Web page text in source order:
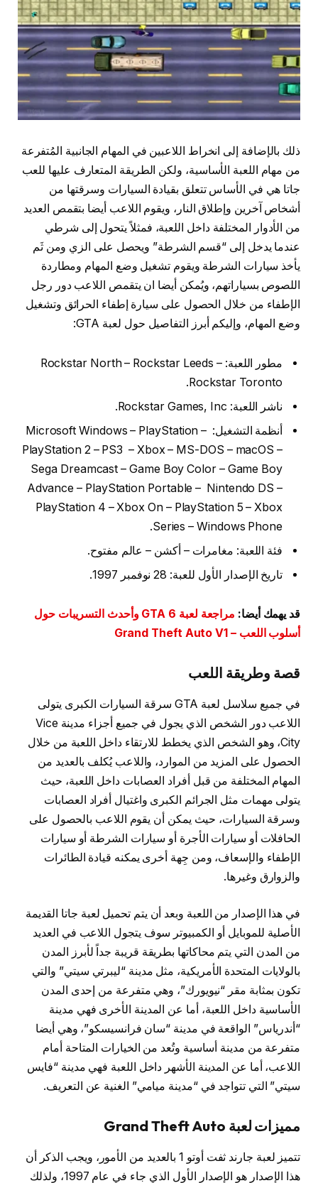
ذلك بالإضافة إلى انخراط اللاعبين في المهام الجانبية المُتفرعة
من مهام اللعبة الأساسية، ولكن الطريقة المتعارف عليها للعب
جاتا هي في الأساس تتعلق بقيادة السيارات وسرقتها من
أشخاص آخرين وإطلاق النار، ويقوم اللاعب أيضا بتقمص العديد
من الأدوار المختلفة داخل اللعبة، فمثلاً يتحول إلى شرطي
عندما يدخل إلى “قسم الشرطة” ويحصل على الزي ومن ثَم
يأخذ سيارات الشرطة ويقوم تشغيل وضع المهام ومطاردة
اللصوص بسياراتهم، ويُمكن أيضا ان يتقمص اللاعب دور رجل
الإطفاء من خلال الحصول على سيارة إطفاء الحرائق وتشغيل
وضع المهام، وإليكم أبرز التفاصيل حول لعبة GTA:
مطور اللعبة: Rockstar North – Rockstar Leeds –
Rockstar Toronto.
ناشر اللعبة: Rockstar Games, Inc.
أنظمة التشغيل: Microsoft Windows – PlayStation –
PlayStation 2 – PS3 – Xbox – MS-DOS – macOS –
Sega Dreamcast – Game Boy Color – Game Boy
Advance – PlayStation Portable – Nintendo DS –
PlayStation 4 – Xbox On – PlayStation 5 – Xbox
Series – Windows Phone.
فئة اللعبة: مغامرات – أكشن – عالم مفتوح.
تاريخ الإصدار الأول للعبة: 28 نوفمبر 1997.
قد يهمك أيضا:
مراجعة لعبة GTA 6 وأحدث التسريبات حول
أسلوب اللعب – Grand Theft Auto V1
قصة وطريقة اللعب
في جميع سلاسل لعبة GTA سرقة السيارات الكبرى يتولى
اللاعب دور الشخص الذي يجول في جميع أجزاء مدينة Vice
City، وهو الشخص الذي يخطط للارتقاء داخل اللعبة من خلال
الحصول على المزيد من الموارد، واللاعب يُكلف بالعديد من
المهام المختلفة من قبل أفراد العصابات داخل اللعبة، حيث
يتولى مهمات مثل الجرائم الكبرى واغتيال أفراد العصابات
وسرقة السيارات، حيث يمكن أن يقوم اللاعب بالحصول على
الحافلات أو سيارات الأجرة أو سيارات الشرطة أو سيارات
الإطفاء والإسعاف، ومن جِهة أخرى يمكنه قيادة الطائرات
والزوارق وغيرها.
في هذا الإصدار من اللعبة وبعد أن يتم تحميل لعبة جاتا القديمة
الأصلية للموبايل أو الكمبيوتر سوف يتجول اللاعب في العديد
من المدن التي يتم محاكاتها بطريقة قريبة جداً لأبرز المدن
بالولايات المتحدة الأمريكية، مثل مدينة “ليبرتي سيتي” والتي
تكون بمثابة مقر “نيويورك”، وهي متفرعة من إحدى المدن
الأساسية داخل اللعبة، أما عن المدينة الأخرى فهي مدينة
“أندرياس” الواقعة في مدينة “سان فرانسيسكو”، وهي أيضا
متفرعة من مدينة أساسية وتُعد من الخيارات المتاحة أمام
اللاعب، أما عن المدينة الأشهر داخل اللعبة فهي مدينة “فايس
سيتي” التي تتواجد في “مدينة ميامي” الغنية عن التعريف.
مميزات لعبة Grand Theft Auto
تتميز لعبة جارند ثفت أوتو 1 بالعديد من الأمور، ويجب الذكر أن
هذا الإصدار هو الإصدار الأول الذي جاء في عام 1997، ولذلك